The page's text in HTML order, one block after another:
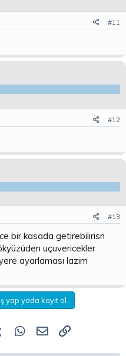
#11
#12
#13
bir kasada getirebilirisn
uçuvericekler
ayarlaması lazım
yap yada kayıt ol.
Tumblr WhatsApp
E-postaLink